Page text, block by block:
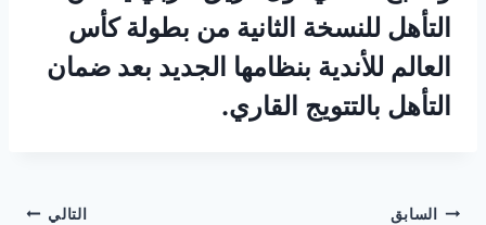
التأهل للنسخة الثانية من بطولة كأس
العالم للأندية بنظامها الجديد بعد ضمان
التأهل بالتتويج القاري.
السابق التالي